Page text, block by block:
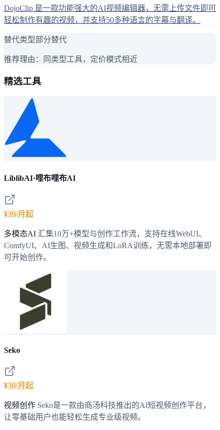
DojoClip 是一款功能强大的AI视频编辑器，无需上传文件即可
轻松制作有趣的视频，并支持50多种语言的字幕与翻译。
替代类型部分替代
推荐理由： 同类型工具，定价模式相近
精选工具
LiblibAI·哩布哩布AI
¥39/月起
多模态AI 汇集10万+模型与创作工作流，支持在线WebUI、
ComfyUI、AI生图、视频生成和LoRA训练，无需本地部署即
可开始创作。
Seko
¥30/月起
视频创作 Seko是一款由商汤科技推出的AI短视频创作平台，
让零基础用户也能轻松生成专业级视频。